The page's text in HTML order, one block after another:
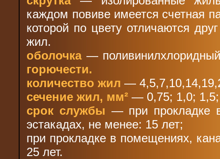
каждом повиве имеется счетная
которой по цвету отличаются
жил.
оболочка—
горючести.
количество жил —
сечение жил, мм² — 0,75; 1,0;
срок службы — при прокладке
эстакадах, не менее: 15 лет;
при прокладке в помещениях,
25 лет.